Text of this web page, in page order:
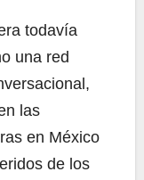
todavía
una red
las
en México
de los